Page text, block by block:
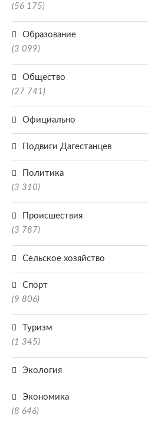
(56 175)
Образование
(3 099)
Общество
(27 741)
Официально
Подвиги Дагестанцев
Политика
(3 310)
Происшествия
(3 787)
Сельское хозяйство
Спорт
(9 806)
Туризм
(1 345)
Экология
Экономика
(8 646)